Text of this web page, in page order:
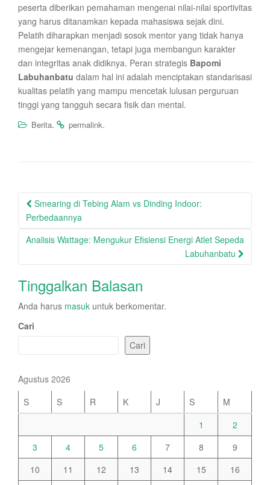
peserta diberikan pemahaman mengenai nilai-nilai sportivitas
yang harus ditanamkan kepada mahasiswa sejak dini.
Pelatih diharapkan menjadi sosok mentor yang tidak hanya
mengejar kemenangan, tetapi juga membangun karakter
dan integritas anak didiknya. Peran strategis Bapomi
Labuhanbatu dalam hal ini adalah menciptakan standarisasi
kualitas pelatih yang mampu mencetak lulusan perguruan
tinggi yang tangguh secara fisik dan mental.
Berita. permalink.
Post
navigation
Smearing di Tebing Alam vs Dinding Indoor:
Perbedaannya
Analisis Wattage: Mengukur Efisiensi Energi Atlet Sepeda
Labuhanbatu
Tinggalkan Balasan
Anda harus masuk untuk berkomentar.
Cari
Cari
Agustus 2026
S
S R K J S
M
1
2
3
4 5 6 7 8
9
10
11 12 13 14 15
16